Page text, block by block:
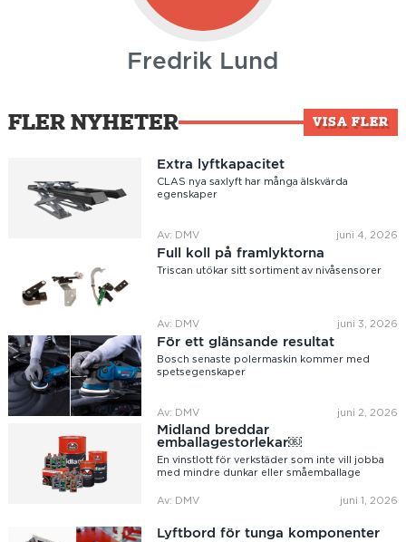
Fredrik Lund
FLER NYHETER VISA FLER
Extra lyftkapacitet
CLAS nya saxlyft har många älskvärda
egenskaper
Av: DMV juni 4, 2026
Full koll på framlyktorna
Triscan utökar sitt sortiment av nivåsensorer
Av: DMV juni 3, 2026
För ett glänsande resultat
Bosch senaste polermaskin kommer med
spetsegenskaper
Av: DMV juni 2, 2026
Midland breddar
emballagestorlekar￼
En vinstlott för verkstäder som inte vill jobba
med mindre dunkar eller småemballage
Av: DMV juni 1, 2026
Lyftbord för tunga komponenter